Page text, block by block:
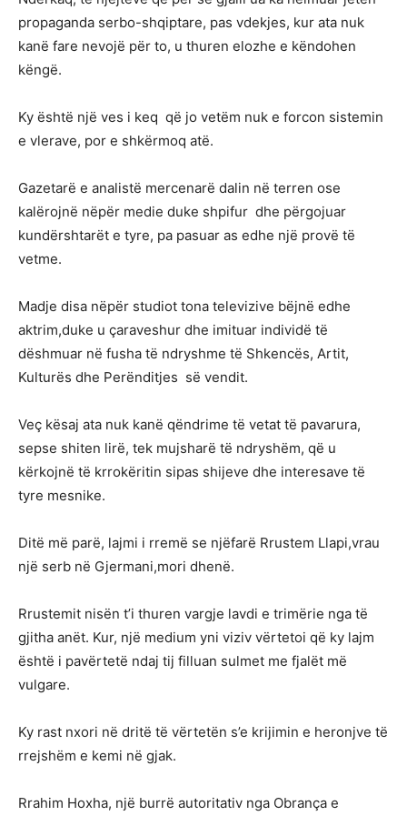
propaganda serbo-shqiptare, pas vdekjes, kur ata nuk
kanë fare nevojë për to, u thuren elozhe e këndohen
këngë.
Ky është një ves i keq që jo vetëm nuk e forcon sistemin
e vlerave, por e shkërmoq atë.
Gazetarë e analistë mercenarë dalin në terren ose
kalërojnë nëpër medie duke shpifur dhe përgojuar
kundërshtarët e tyre, pa pasuar as edhe një provë të
vetme.
Madje disa nëpër studiot tona televizive bëjnë edhe
aktrim,duke u çaraveshur dhe imituar individë të
dëshmuar në fusha të ndryshme të Shkencës, Artit,
Kulturës dhe Perënditjes së vendit.
Veç kësaj ata nuk kanë qëndrime të vetat të pavarura,
sepse shiten lirë, tek mujsharë të ndryshëm, që u
kërkojnë të krrokëritin sipas shijeve dhe interesave të
tyre mesnike.
Ditë më parë, lajmi i rremë se njëfarë Rrustem Llapi,vrau
një serb në Gjermani,mori dhenë.
Rrustemit nisën t’i thuren vargje lavdi e trimërie nga të
gjitha anët. Kur, një medium yni viziv vërtetoi që ky lajm
është i pavërtetë ndaj tij filluan sulmet me fjalët më
vulgare.
Ky rast nxori në dritë të vërtetën s’e krijimin e heronjve të
rrejshëm e kemi në gjak.
Rrahim Hoxha, një burrë autoritativ nga Obrança e